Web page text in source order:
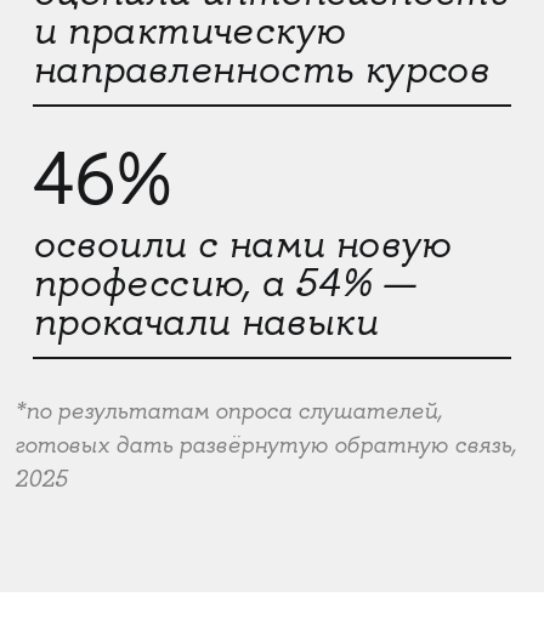
и практическую
направленность курсов
46%
освоили с нами новую
профессию, а 54% —
прокачали навыки
*по результатам опроса слушателей,
готовых дать развёрнутую обратную связь,
2025